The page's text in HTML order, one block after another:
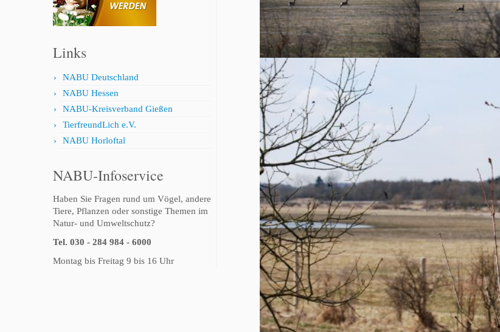
Links
NABU Deutschland
NABU Hessen
NABU-Kreisverband Gießen
TierfreundLich e.V.
NABU Horloftal
NABU-Infoservice
Haben Sie Fragen rund um Vögel, andere
Tiere, Pflanzen oder sonstige Themen im
Natur- und Umweltschutz?
Tel. 030 - 284 984 - 6000
Montag bis Freitag 9 bis 16 Uhr